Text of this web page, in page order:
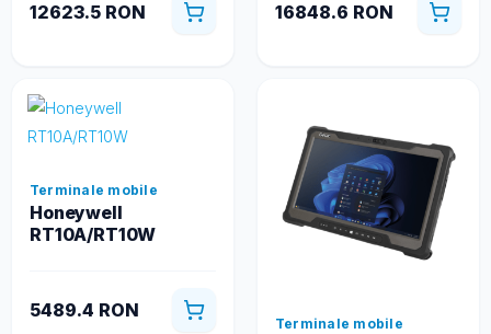
12623.5 RON 16848.6 RON
Terminale mobile
Honeywell
RT10A/RT10W
5489.4 RON
Terminale mobile